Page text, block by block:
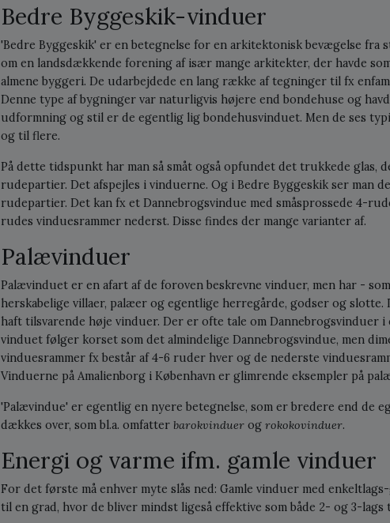
Bedre Byggeskik-vinduer
'Bedre Byggeskik' er en betegnelse for en arkitektonisk bevægelse fra
om en landsdækkende forening af især mange arkitekter, der havde
almene byggeri. De udarbejdede en lang række af tegninger til fx
Denne type af bygninger var naturligvis højere end bondehuse og
udformning og stil er de egentlig lig bondehusvinduet. Men de ses
og til flere.
På dette tidspunkt har man så småt også opfundet det trukkede
rudepartier. Det afspejles i vinduerne. Og i Bedre Byggeskik ser man
rudepartier. Det kan fx et Dannebrogsvindue med småsprossede 4-
rudes vinduesrammer nederst. Disse findes der mange varianter af.
Palævinduer
Palævinduet er en afart af de foroven beskrevne vinduer, men har -
herskabelige villaer, palæer og egentlige herregårde, godser og
haft tilsvarende høje vinduer. Der er ofte tale om Dannebrogsvinduer i
vinduet følger korset som det almindelige Dannebrogsvindue, men
vinduesrammer fx består af 4-6 ruder hver og de nederste
Vinduerne på Amalienborg i København er glimrende eksempler på
'Palævindue' er egentlig en nyere betegnelse, som er bredere end de
dækkes over, som bl.a. omfatter barokvinduer og rokokovinduer.
Energi og varme ifm. gamle vinduer
For det første må enhver myte slås ned: Gamle vinduer med
til en grad, hvor de bliver mindst ligeså effektive som både 2- og 3-lags